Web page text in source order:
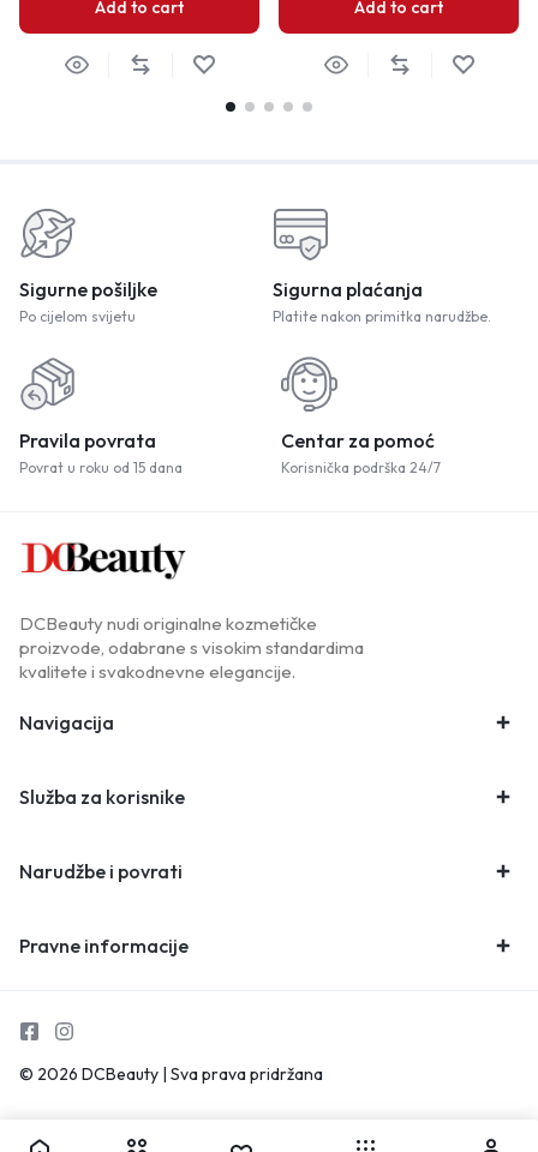
Add to cart Add to cart
Sigurne pošiljke
Po cijelom svijetu
Sigurna plaćanja
Platite nakon primitka narudžbe.
Pravila povrata
Povrat u roku od 15 dana
Centar za pomoć
Korisnička podrška 24/7
DCBeauty nudi originalne kozmetičke
proizvode, odabrane s visokim standardima
kvalitete i svakodnevne elegancije.
Navigacija
Služba za korisnike
Narudžbe i povrati
Pravne informacije
© 2026 DCBeauty | Sva prava pridržana